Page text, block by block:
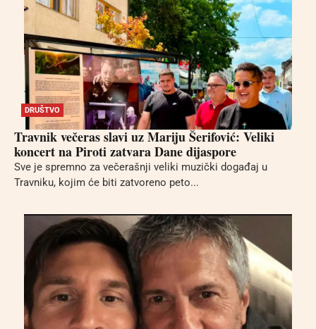
DRUŠTVO
Travnik večeras slavi uz Mariju Šerifović: Veliki
koncert na Piroti zatvara Dane dijaspore
Sve je spremno za večerašnji veliki muzički događaj u
Travniku, kojim će biti zatvoreno peto...